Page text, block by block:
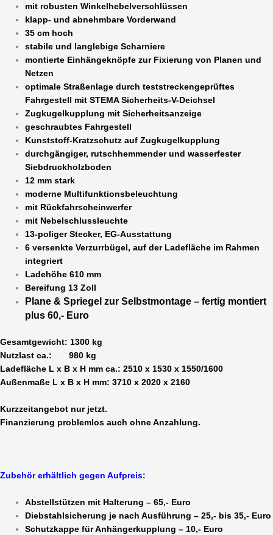
mit robusten Winkelhebelverschlüssen
klapp- und abnehmbare Vorderwand
35 cm hoch
stabile und langlebige Scharniere
montierte Einhängeknöpfe zur Fixierung von Planen und
Netzen
optimale Straßenlage durch teststreckengeprüftes
Fahrgestell mit STEMA Sicherheits-V-Deichsel
Zugkugelkupplung mit Sicherheitsanzeige
geschraubtes Fahrgestell
Kunststoff-Kratzschutz auf Zugkugelkupplung
durchgängiger, rutschhemmender und wasserfester
Siebdruckholzboden
12 mm stark
moderne Multifunktionsbeleuchtung
mit Rückfahrscheinwerfer
mit Nebelschlussleuchte
13-poliger Stecker, EG-Ausstattung
6 versenkte Verzurrbügel, auf der Ladefläche im Rahmen
integriert
Ladehöhe 610 mm
Bereifung 13 Zoll
Plane & Spriegel zur Selbstmontage – fertig montiert
plus 60,- Euro
Gesamtgewicht: 1300 kg
Nutzlast ca.: 980 kg
Ladefläche L x B x H mm ca.: 2510 x 1530 x 1550/1600
Außenmaße L x B x H mm: 3710 x 2020 x 2160
Kurzzeitangebot nur jetzt.
Finanzierung problemlos auch ohne Anzahlung.
Zubehör erhältlich gegen Aufpreis:
Abstellstützen mit Halterung – 65,- Euro
Diebstahlsicherung je nach Ausführung – 25,- bis 35,- Euro
Schutzkappe für Anhängerkupplung – 10,- Euro